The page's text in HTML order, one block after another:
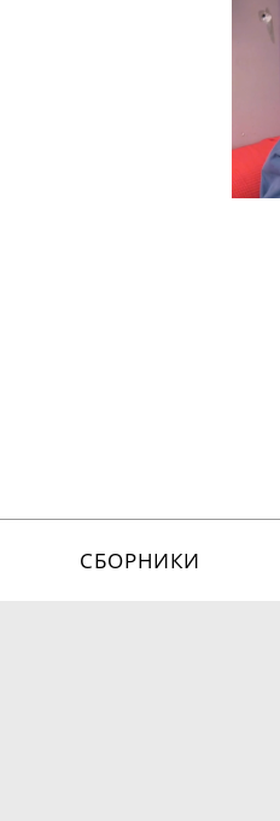
СБОРНИКИ